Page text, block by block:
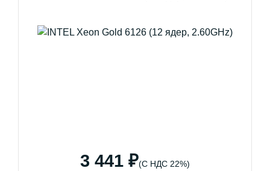
3 441 ₽(С НДС 22%)